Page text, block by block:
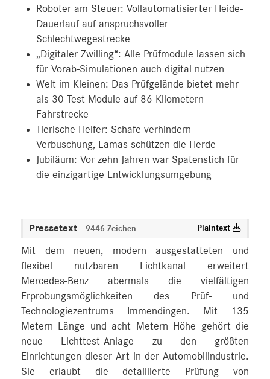
Roboter am Steuer: Vollautomatisierter Heide-
Dauerlauf auf anspruchsvoller
Schlechtwegestrecke
„Digitaler Zwilling“: Alle Prüfmodule lassen sich
für Vorab-Simulationen auch digital nutzen
Welt im Kleinen: Das Prüfgelände bietet mehr
als 30 Test-Module auf 86 Kilometern
Fahrstrecke
Tierische Helfer: Schafe verhindern
Verbuschung, Lamas schützen die Herde
Jubiläum: Vor zehn Jahren war Spatenstich für
die einzigartige Entwicklungsumgebung
Pressetext 9446 Zeichen Plaintext
Mit dem neuen, modern ausgestatteten und
flexibel nutzbaren Lichtkanal erweitert
Mercedes‑Benz abermals die vielfältigen
Erprobungsmöglichkeiten des Prüf- und
Technologiezentrums Immendingen. Mit 135
Metern Länge und acht Metern Höhe gehört die
neue Lichttest-Anlage zu den größten
Einrichtungen dieser Art in der Automobilindustrie.
Sie erlaubt die detaillierte Prüfung von